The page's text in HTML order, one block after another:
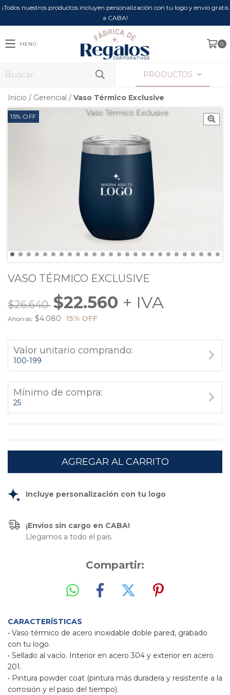
¡Todos nuestros productos incluyen personalización con tu logo y envío gratis
a CABA!
MENÚ 0
PRODUCTOS
Inicio / Gerencial / Vaso Térmico Exclusive
15% OFF
VASO TÉRMICO EXCLUSIVE
$26.640 $22.560
Ahorrás: $4.080 15% OFF
Valor unitario comprando:
100-199
Mínimo de compra:
25
Incluye personalización con tu logo
¡Envíos sin cargo en CABA!
Llegamos a todo el país.
Compartir:
CARACTERÍSTICAS
• Vaso térmico de acero inoxidable doble pared, grabado
con tu logo.
• Sellado al vacío. Interior en acero 304 y exterior en acero
201.
• Pintura powder coat (pintura más duradera y resistente a la
corrosión y el paso del tiempo).